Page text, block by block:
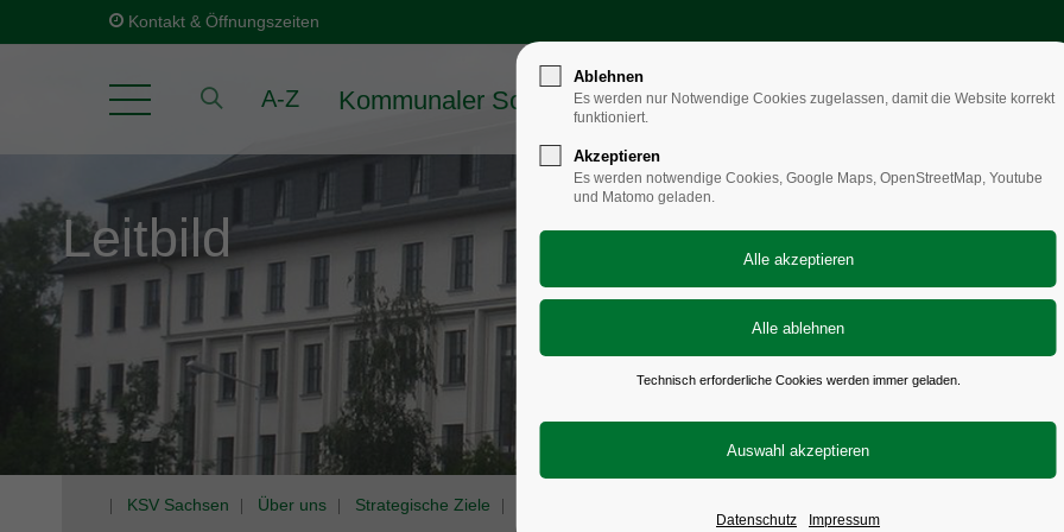
Kontakt & Öffnungszeiten
A-Z Kommunaler Sozialverband Sachsen– solidarisch sozial
Leitbild
KSV Sachsen Über uns Strategische Ziele
Ablehnen
Es werden nur Notwendige Cookies zugelassen, damit die Website korrekt
funktioniert.
Akzeptieren
Es werden notwendige Cookies, Google Maps, OpenStreetMap, Youtube
und Matomo geladen.
Technisch erforderliche Cookies werden immer geladen.
Datenschutz Impressum